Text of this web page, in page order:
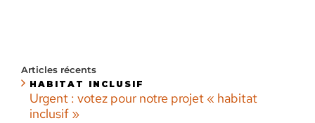
Articles récents
HABITAT INCLUSIF
Urgent : votez pour notre projet « habitat
inclusif »